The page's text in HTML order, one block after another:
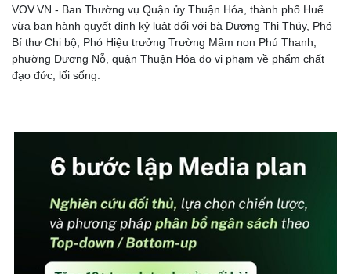
VOV.VN - Ban Thường vụ Quận ủy Thuận Hóa, thành phố Huế
vừa ban hành quyết định kỷ luật đối với bà Dương Thị Thúy, Phó
Bí thư Chi bộ, Phó Hiệu trưởng Trường Mầm non Phú Thanh,
phường Dương Nỗ, quận Thuận Hóa do vi phạm về phẩm chất
đạo đức, lối sống.